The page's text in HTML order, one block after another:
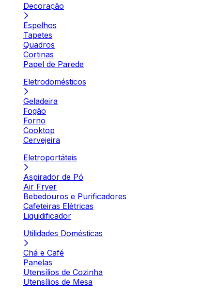
Decoração
Espelhos
Tapetes
Quadros
Cortinas
Papel de Parede
Eletrodomésticos
Geladeira
Fogão
Forno
Cooktop
Cervejeira
Eletroportáteis
Aspirador de Pó
Air Fryer
Bebedouros e Purificadores
Cafeteiras Elétricas
Liquidificador
Utilidades Domésticas
Chá e Café
Panelas
Utensílios de Cozinha
Utensílios de Mesa